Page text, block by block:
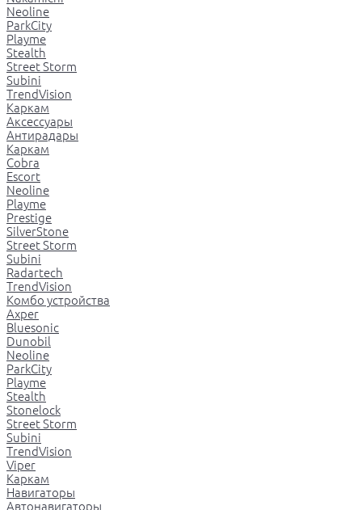
Neoline
ParkCity
Playme
Stealth
Street Storm
Subini
TrendVision
Каркам
Аксессуары
Антирадары
Каркам
Cobra
Escort
Neoline
Playme
Prestige
SilverStone
Street Storm
Subini
Radartech
TrendVision
Комбо устройства
Axper
Bluesonic
Dunobil
Neoline
ParkCity
Playme
Stealth
Stonelock
Street Storm
Subini
TrendVision
Viper
Каркам
Навигаторы
Автонавигаторы